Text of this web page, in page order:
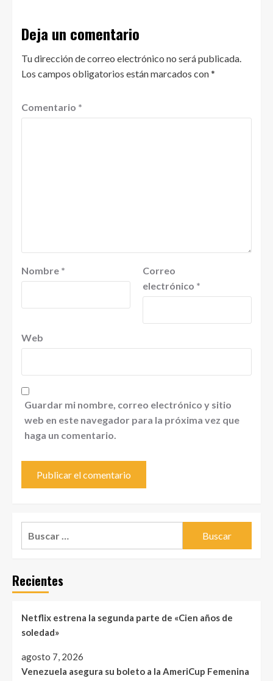
Deja un comentario
Tu dirección de correo electrónico no será publicada.
Los campos obligatorios están marcados con*
Comentario *
Nombre *
Correo
electrónico *
Web
Guardar mi nombre, correo electrónico y sitio
web en este navegador para la próxima vez que
haga un comentario.
Recientes
Netflix estrena la segunda parte de «Cien años de
soledad»
agosto 7, 2026
Venezuela asegura su boleto a la AmeriCup Femenina